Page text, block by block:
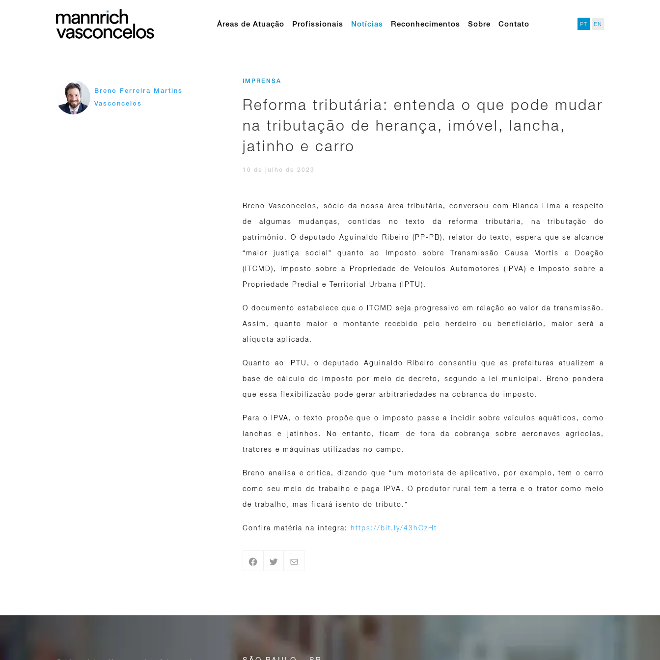
Áreas de Atuação Profissionais Notícias Reconhecimentos Sobre Contato PT EN
Breno Ferreira Martins
Vasconcelos
IMPRENSA
Reforma tributária: entenda o que pode mudar
na tributação de herança, imóvel, lancha,
jatinho e carro
10 de julho de 2023
Breno Vasconcelos, sócio da nossa área tributária, conversou com Bianca Lima a respeito
de algumas mudanças, contidas no texto da reforma tributária, na tributação do
patrimônio. O deputado Aguinaldo Ribeiro (PP-PB), relator do texto, espera que se alcance
“maior justiça social” quanto ao Imposto sobre Transmissão Causa Mortis e Doação
(ITCMD), Imposto sobre a Propriedade de Veículos Automotores (IPVA) e Imposto sobre a
Propriedade Predial e Territorial Urbana (IPTU).
O documento estabelece que o ITCMD seja progressivo em relação ao valor da transmissão.
Assim, quanto maior o montante recebido pelo herdeiro ou beneficiário, maior será a
alíquota aplicada.
Quanto ao IPTU, o deputado Aguinaldo Ribeiro consentiu que as prefeituras atualizem a
base de cálculo do imposto por meio de decreto, segundo a lei municipal. Breno pondera
que essa flexibilização pode gerar arbitrariedades na cobrança do imposto.
Para o IPVA, o texto propõe que o imposto passe a incidir sobre veículos aquáticos, como
lanchas e jatinhos. No entanto, ficam de fora da cobrança sobre aeronaves agrícolas,
tratores e máquinas utilizadas no campo.
Breno analisa e critica, dizendo que “um motorista de aplicativo, por exemplo, tem o carro
como seu meio de trabalho e paga IPVA. O produtor rural tem a terra e o trator como meio
de trabalho, mas ficará isento do tributo.”
Confira matéria na íntegra: https://bit.ly/43hOzHt